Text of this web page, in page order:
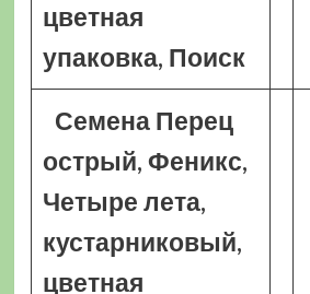
цветная
упаковка, Поиск
Семена Перец
острый, Феникс,
Четыре лета,
кустарниковый,
цветная